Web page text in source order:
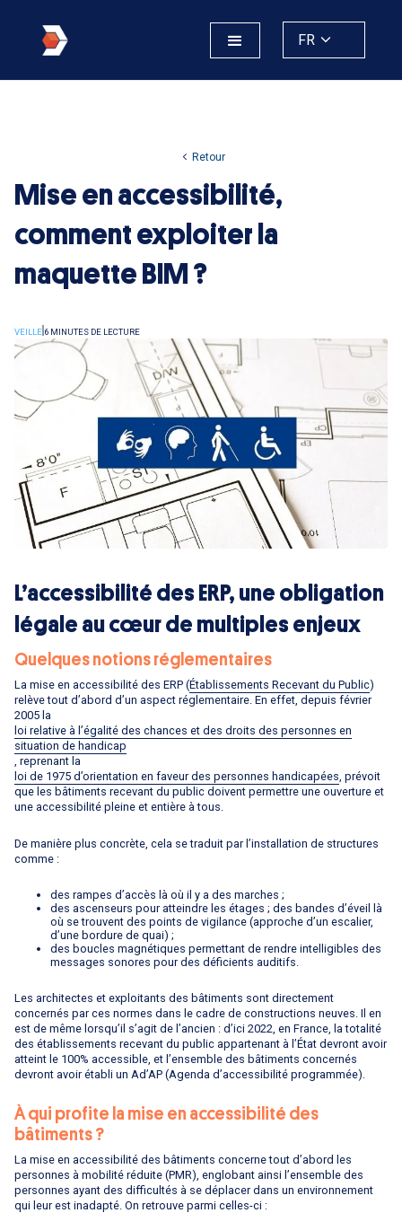
FR
Retour
Mise en accessibilité,
comment exploiter la
maquette BIM ?
VEILLE 6 MINUTES DE LECTURE
L’accessibilité des ERP, une obligation
légale au cœur de multiples enjeux
Quelques notions réglementaires
La mise en accessibilité des ERP (Établissements Recevant du Public)
relève tout d’abord d’un aspect réglementaire. En effet, depuis février
2005 la
loi relative à l’égalité des chances et des droits des personnes en
situation de handicap
, reprenant la
loi de 1975 d’orientation en faveur des personnes handicapées , prévoit
que les bâtiments recevant du public doivent permettre une ouverture et
une accessibilité pleine et entière à tous.
De manière plus concrète, cela se traduit par l’installation de structures
comme :
des rampes d’accès là où il y a des marches ;
des ascenseurs pour atteindre les étages ; des bandes d’éveil là
où se trouvent des points de vigilance (approche d’un escalier,
d’une bordure de quai) ;
des boucles magnétiques permettant de rendre intelligibles des
messages sonores pour des déficients auditifs.
Les architectes et exploitants des bâtiments sont directement
concernés par ces normes dans le cadre de constructions neuves. Il en
est de même lorsqu’il s’agit de l’ancien : d’ici 2022, en France, la totalité
des établissements recevant du public appartenant à l’État devront avoir
atteint le 100% accessible, et l’ensemble des bâtiments concernés
devront avoir établi un Ad’AP (Agenda d’accessibilité programmée).
À qui profite la mise en accessibilité des
bâtiments ?
La mise en accessibilité des bâtiments concerne tout d’abord les
personnes à mobilité réduite (PMR), englobant ainsi l’ensemble des
personnes ayant des difficultés à se déplacer dans un environnement
qui leur est inadapté. On retrouve parmi celles-ci :